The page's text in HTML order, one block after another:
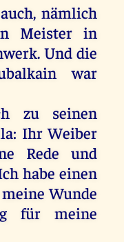
nämlich
Meisterin
. Und die
war
zu seinen
: IhrWeiber
Rede und
habe einen
Wunde
für meine